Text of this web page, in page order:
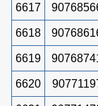
6617
6618
6619
6620